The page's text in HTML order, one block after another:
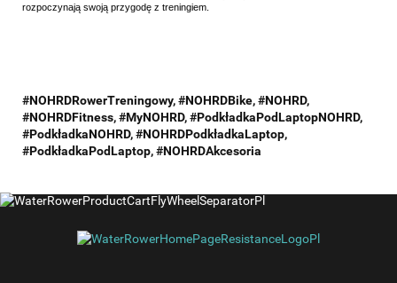
rozpoczynają swoją przygodę z treningiem.
#NOHRDRowerTreningowy, #NOHRDBike, #NOHRD,
#NOHRDFitness, #MyNOHRD, #PodkładkaPodLaptopNOHRD,
#PodkładkaNOHRD, #NOHRDPodkładkaLaptop,
#PodkładkaPodLaptop,#NOHRDAkcesoria